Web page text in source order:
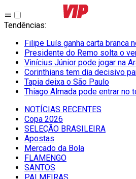
Tendências:
Filipe Luís ganha carta branca
Presidente do Remo solta o
Vinícius Júnior pode jogar na
Corinthians tem dia decisivo
Tapia deixa o São Paulo
Thiago Almada pode entrar no
NOTÍCIAS RECENTES
Copa 2026
SELEÇÃO BRASILEIRA
Apostas
Mercado da Bola
FLAMENGO
SANTOS